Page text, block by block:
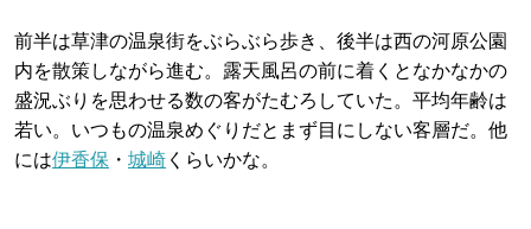
前半は草津の温泉街をぶらぶら歩き、後半は西の河原公園
内を散策しながら進む。露天風呂の前に着くとなかなかの
盛況ぶりを思わせる数の客がたむろしていた。平均年齢は
若い。いつもの温泉めぐりだとまず目にしない客層だ。他
には伊香保 ・ 城崎 くらいかな。